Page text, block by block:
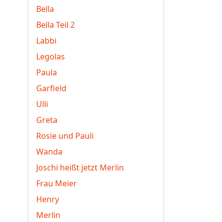
Bella
Bella Teil 2
Labbi
Legolas
Paula
Garfield
Ulli
Greta
Rosie und Pauli
Wanda
Joschi heißt jetzt Merlin
Frau Meier
Henry
Merlin